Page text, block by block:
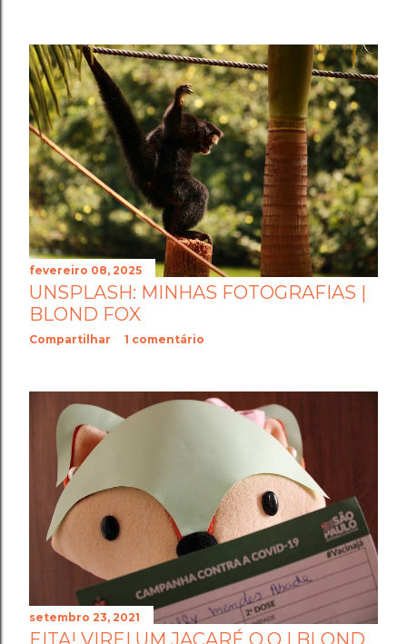
fevereiro 08, 2025
UNSPLASH: MINHAS FOTOGRAFIAS |
BLOND FOX
Compartilhar 1 comentário
setembro 23, 2021
EITA! VIREI UM JACARÉ O.O | BLOND